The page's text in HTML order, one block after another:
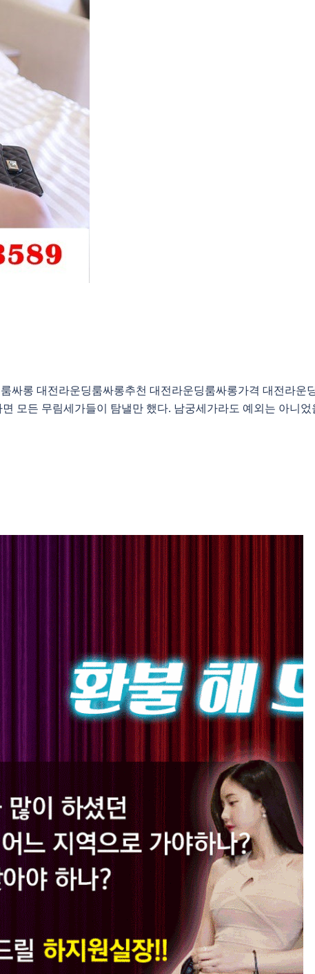
싸롱 대전라운딩룸싸롱추천 대전라운딩룸싸롱가격 대전라
모든 무림세가들이 탐낼만 했다. 남궁세가라도 예외는 아니